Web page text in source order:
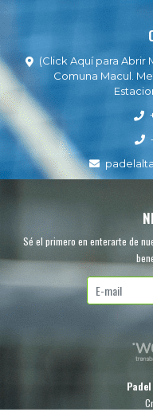
(Click Aquí para Abrir
Comuna Macul.
Sé el primero en enterarte de